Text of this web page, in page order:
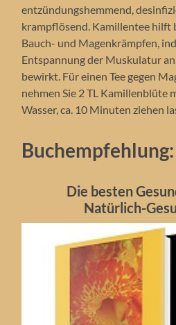
entzündungshemmend,
krampflösend. Kamillentee hilft
Bauch- und Magenkrämpfen,
Entspannung der Muskulatur
bewirkt. Für einen Tee gegen
nehmen Sie 2 TL Kamillenblüte
Wasser, ca. 10 Minuten ziehen
Buchempfehlung:
Die besten
Natürlich-